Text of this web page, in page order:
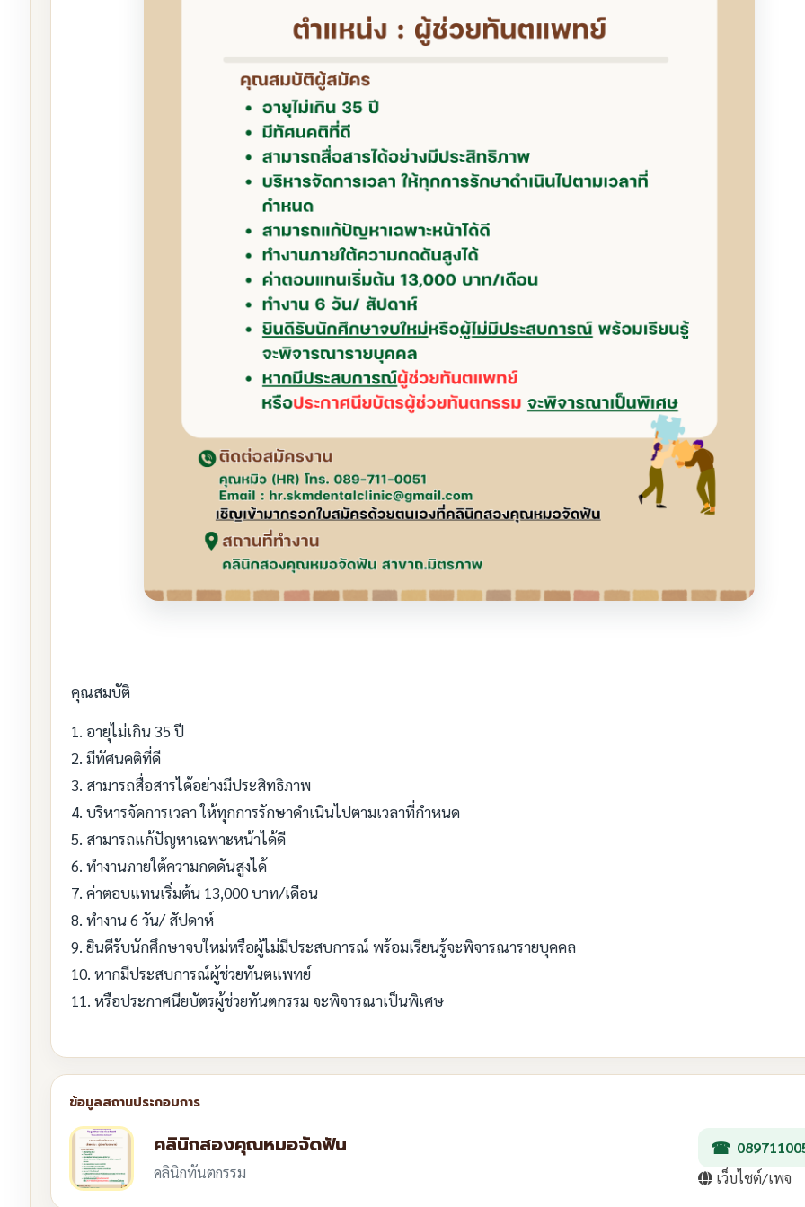
คุณสมบัติ
1. อายุไม่เกิน 35 ปี
2. มีทัศนคติที่ดี
3. สามารถสื่อสารได้อย่างมีประสิทธิภาพ
4. บริหารจัดการเวลา ให้ทุกการรักษาดำเนินไปตามเวลาที่กำหนด
5. สามารถแก้ปัญหาเฉพาะหน้าได้ดี
6. ทำงานภายใต้ความกดดันสูงได้
7. ค่าตอบแทนเริ่มต้น 13,000 บาท/เดือน
8. ทำงาน 6 วัน/ สัปดาห์
9. ยินดีรับนักศึกษาจบใหม่หรือผู้ไม่มีประสบการณ์ พร้อมเรียนรู้จะพิจารณารายบุคคล
10. หากมีประสบการณ์ผู้ช่วยทันตแพทย์
11. หรือประกาศนียบัตรผู้ช่วยทันตกรรม จะพิจารณาเป็นพิเศษ
คลินิกสองคุณหมอจัดฟัน
คลินิกทันตกรรม
เว็บไซต์/เพจ